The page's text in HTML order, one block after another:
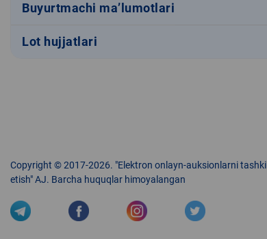
Buyurtmachi ma’lumotlari
Lot hujjatlari
Copyright © 2017-2026. "Elektron onlayn-auksionlarni tashkil
etish" AJ. Barcha huquqlar himoyalangan